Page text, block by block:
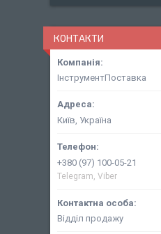
КОНТАКТИ
ІнструментПоставка
Київ, Україна
+380 (97) 100-05-21
Telegram, Viber
Відділ продажу